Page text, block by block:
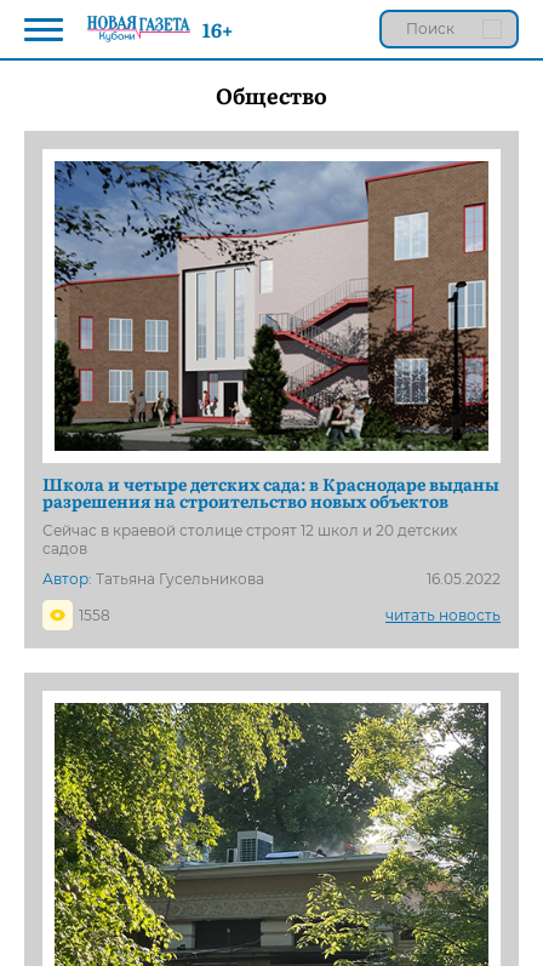
Общество
Школа и четыре детских сада: в Краснодаре выданы
разрешения на строительство новых объектов
Сейчас в краевой столице строят 12 школ и 20 детских
садов
Автор: Татьяна Гусельникова
16.05.2022
1558
читать новость
16+